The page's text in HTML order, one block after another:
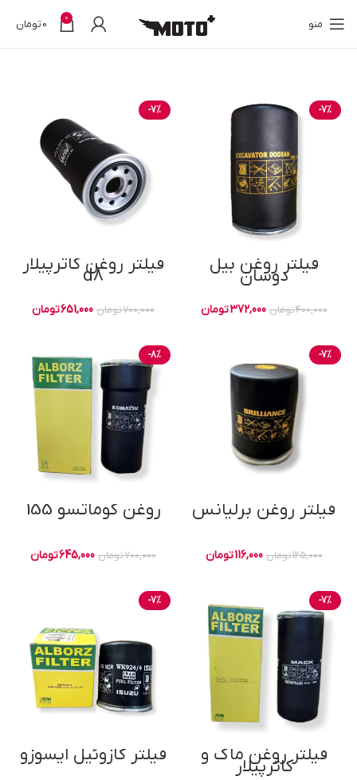
منو 0
0تومان
-7%
فیلتر روغن بیل
دوسان
400,000تومان 372,000تومان
-7%
فیلتر روغن کاترپیلار
d8
700,000تومان 651,000تومان
-7%
فیلتر روغن برلیانس
125,000تومان 116,000تومان
-8%
روغن کوماتسو 155
700,000تومان 645,000تومان
-7%
فیلتر روغن ماک و
کاترپیلار
-7%
فیلتر گازوئیل ایسوزو